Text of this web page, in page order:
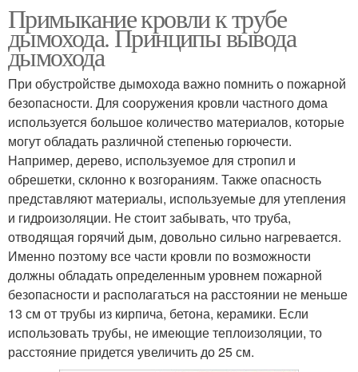
Профнастил к круглой
трубе
металлочерепицу
Трубы через крышу Печные трубы
Трубы к профлисту Профнастил к трубе
Крыши к дымоходу Проход в крыше
Примыкание кровли к трубе
дымохода. Принципы вывода
дымохода
При обустройстве дымохода важно помнить о пожарной
безопасности. Для сооружения кровли частного дома
используется большое количество материалов, которые
могут обладать различной степенью горючести.
Например, дерево, используемое для стропил и
обрешетки, склонно к возгораниям. Также опасность
представляют материалы, используемые для утепления
и гидроизоляции. Не стоит забывать, что труба,
отводящая горячий дым, довольно сильно нагревается.
Именно поэтому все части кровли по возможности
должны обладать определенным уровнем пожарной
безопасности и располагаться на расстоянии не меньше
13 см от трубы из кирпича, бетона, керамики. Если
использовать трубы, не имеющие теплоизоляции, то
расстояние придется увеличить до 25 см.